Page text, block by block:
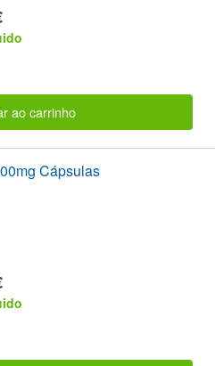
ao carrinho
Cápsulas